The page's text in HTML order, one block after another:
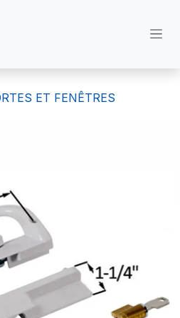
ET FENÊTRES